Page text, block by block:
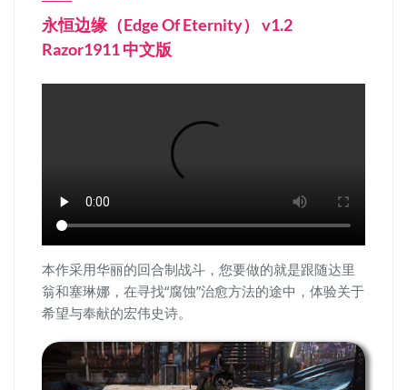
永恒边缘（Edge Of Eternity） v1.2
Razor1911 中文版
本作采用华丽的回合制战斗，您要做的就是跟随达里
翁和塞琳娜，在寻找“腐蚀”治愈方法的途中，体验关于
希望与奉献的宏伟史诗。